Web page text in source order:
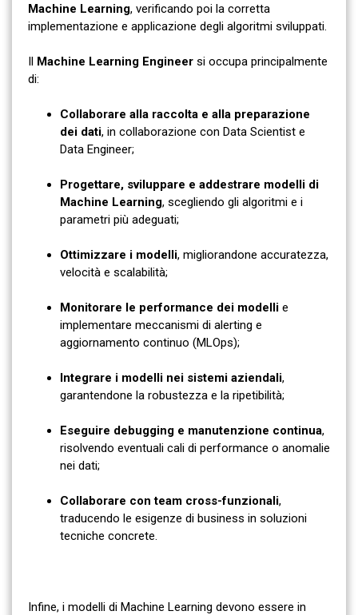
Machine Learning, verificando poi la corretta
implementazione e applicazione degli algoritmi sviluppati.
Machine Learning Engineer si occupa principalmente
di:
Collaborare alla raccolta e alla preparazione
dei dati, in collaborazione con Data Scientist e
Data Engineer;
Progettare, sviluppare e addestrare modelli di
Machine Learning, scegliendo gli algoritmi e i
parametri più adeguati;
Ottimizzare i modelli, migliorandone accuratezza,
velocità e scalabilità;
Monitorare le performance dei modelli e
implementare meccanismi di alerting e
aggiornamento continuo (MLOps);
Integrare i modelli nei sistemi aziendali,
garantendone la robustezza e la ripetibilità;
Eseguire debugging e manutenzione continua,
risolvendo eventuali cali di performance o anomalie
nei dati;
Collaborare con team cross-funzionali,
traducendo le esigenze di business in soluzioni
tecniche concrete.
Infine, i modelli di Machine Learning devono essere in